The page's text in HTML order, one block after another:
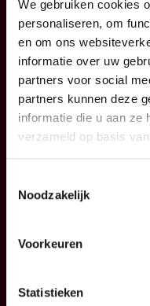
We gebruiken cookies
personaliseren, om
en om ons
informatie over uw
partners voor social
partners kunnen deze
informatie die u aan ze
verzameld op basis
Noodzakelijk
Voorkeuren
Statistieken
Uw woning en
gezin
Uw sparen en
beleggen
FAQ
Informatiefiches
voorwaarden